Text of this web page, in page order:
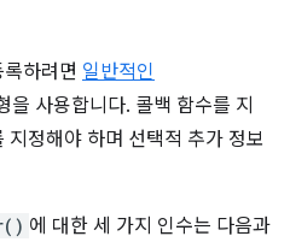
하려면 일반적인
을 사용합니다. 콜백 함수를 지
정해야 하며 선택적 추가 정보
에 대한 세 가지 인수는 다음과